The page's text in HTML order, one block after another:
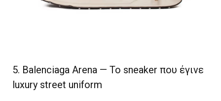
5. Balenciaga Arena — Το sneaker που έγινε
luxury street uniform